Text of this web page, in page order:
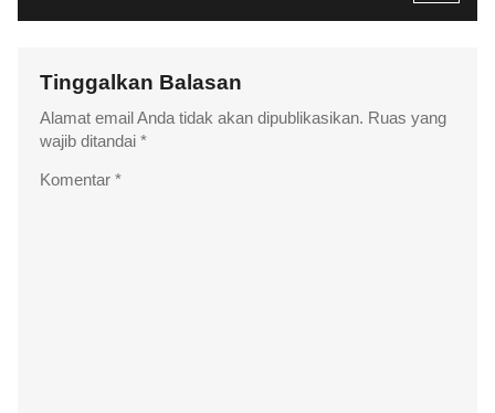
Tinggalkan Balasan
Alamat email Anda tidak akan dipublikasikan. Ruas yang
wajib ditandai *
Komentar *